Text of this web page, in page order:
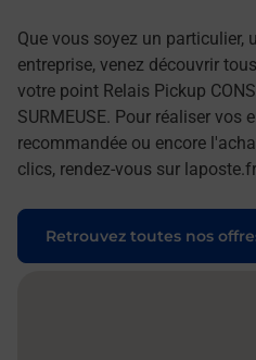
Que vous soyez un particulier,
entreprise, venez découvrir
votre point Relais Pickup
SURMEUSE. Pour réaliser vos
recommandée ou encore
clics, rendez-vous sur
Retrouvez toutes nos